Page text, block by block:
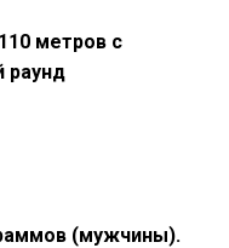
метров с
раунд
(мужчины).